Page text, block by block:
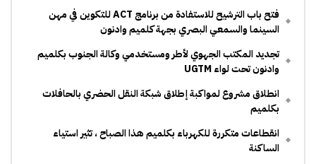
فتح باب الترشيح للاستفادة من برنامج ACT للتكوين في مهن
السينما والسمعي البصري بجهة كلميم وادنون
تجديد المكتب الجهوي لأطر ومستخدمي وكالة الجنوب بكلميم
وادنون تحت لواء UGTM
انطلاق مشروع لمواكبة إطلاق شبكة النقل الحضري بالحافلات
بكلميم
انقطاعات متكررة للكهرباء بكلميم هذا الصباح ، تثير استياء
الساكنة